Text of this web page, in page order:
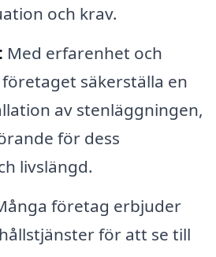
och krav.
Med erfarenhet och
säkerställa en
av stenläggningen,
för dess
livslängd.
företag erbjuder
för att se till